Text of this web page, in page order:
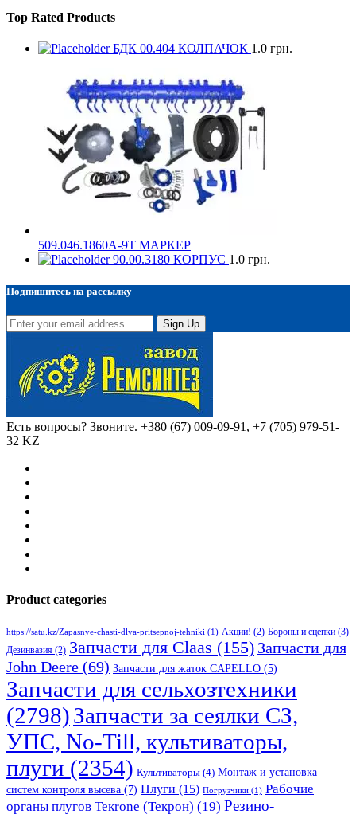
Top Rated Products
БДК 00.404 КОЛПАЧОК 1.0 грн.
509.046.1860А-9Т МАРКЕР
90.00.3180 КОРПУС 1.0 грн.
Подпишитесь на рассылку
Sign Up
Есть вопросы? Звоните. +380 (67) 009-09-91, +7 (705) 979-51-
32 KZ
Product categories
https://satu.kz/Zapasnye-chasti-dlya-pritsepnoj-tehniki (1) Акции! (2) Бороны и сцепки (3)
Дезинвазия (2) Запчасти для Claas (155) Запчасти для
John Deere (69) Запчасти для жаток CAPELLO (5)
Запчасти для сельхозтехники
(2798)Запчасти за сеялки СЗ,
УПС, No-Till, культиваторы,
плуги (2354) Культиваторы (4) Монтаж и установка
систем контроля высева (7) Плуги (15) Погрузчики (1) Рабочие
органы плугов Текrоne (Текрон) (19) Резино-